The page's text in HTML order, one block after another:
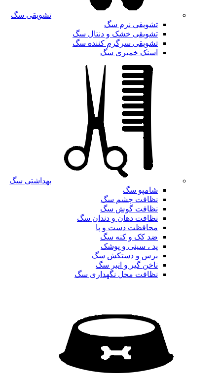
تشویقی سگ
تشویقی نرم سگ
تشویقی خشک و دنتال سگ
تشویقی سرگرم کننده سگ
اسنک خمیری سگ
بهداشتی سگ
شامپو سگ
نظافت چشم سگ
نظافت گوش سگ
نظافت دهان و دندان سگ
محافظت دست و پا
ضد کک و کنه سگ
پد ، سینی و پوشک
برس و دستکش سگ
ناخن گیر و انبر سگ
نظافت محل نگهداری سگ